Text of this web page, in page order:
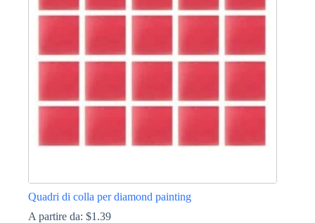
possono
essere
pagina
Quadri di colla per diamond painting
A partire da: $1.39